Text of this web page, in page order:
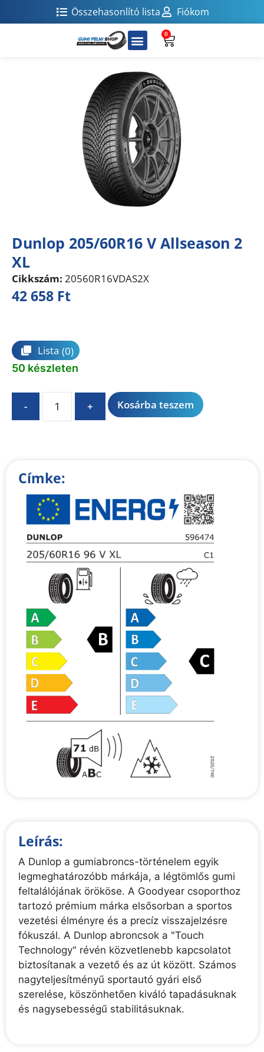
Összehasonlító lista Fiókom
0
Dunlop 205/60R16 V Allseason 2
XL
Cikkszám: 20560R16VDAS2X
42 658 Ft
Lista (0)
50 készleten
- + Kosárba teszem
t
i
v
e
:
Címke:
Leírás:
A Dunlop a gumiabroncs-történelem egyik
legmeghatározóbb márkája, a légtömlős gumi
feltalálójának örököse. A Goodyear csoporthoz
tartozó prémium márka elsősorban a sportos
vezetési élményre és a precíz visszajelzésre
fókuszál. A Dunlop abroncsok a "Touch
Technology" révén közvetlenebb kapcsolatot
biztosítanak a vezető és az út között. Számos
nagyteljesítményű sportautó gyári első
szerelése, köszönhetően kiváló tapadásuknak
és nagysebességű stabilitásuknak.